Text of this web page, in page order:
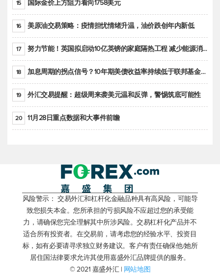
15 国际金价上方阻力看向1758美元
16 美原油交易策略：疫情担忧情绪升温，油价跌创年内新低
17 努力节能！英国拟启动10亿英镑的家庭隔热工程 减少能源消耗
18 加息周期的拐点信号？10年期美债收益率持续低于联邦基金利率目标区间
19 外汇交易提醒：超级周来袭美元温和反弹，警惕筑底可能性
20 11月28日重点数据和大事件前瞻
风险警示： 交易外汇和杠杆化金融品种具有高风险，可能导
致您损失本金。您所承担的亏损风险不应超过您的承受能
力，请确保您完全理解其中所涉风险。交易杠杆化产品并不
适合所有投资者。在交易前，请考虑您的经验水平、投资目
标，如有必要请寻求独立财务建议。客户有责任确保他/她所
居住国法律要求允许其使用嘉盛外汇品牌提供的服务。
© 2021 嘉盛外汇 | 网站地图